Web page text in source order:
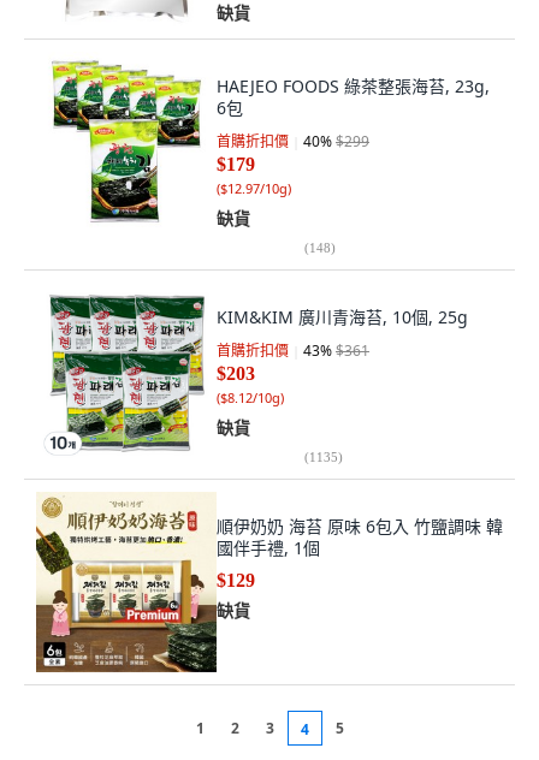
缺貨
HAEJEO FOODS 綠茶整張海苔, 23g,
6包
首購折扣價 40%$299
$179
($12.97/10g)
缺貨
(148)
KIM&KIM 廣川青海苔, 10個, 25g
首購折扣價 43%$361
$203
($8.12/10g)
缺貨
(1135)
順伊奶奶 海苔 原味 6包入 竹鹽調味 韓
國伴手禮, 1個
$129
缺貨
1 2 3 4 5